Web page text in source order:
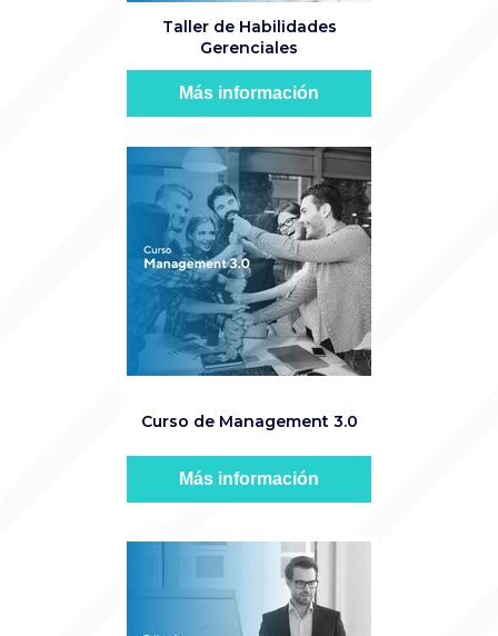
Taller de Habilidades
Gerenciales
Más información
Curso de Management 3.0
Más información